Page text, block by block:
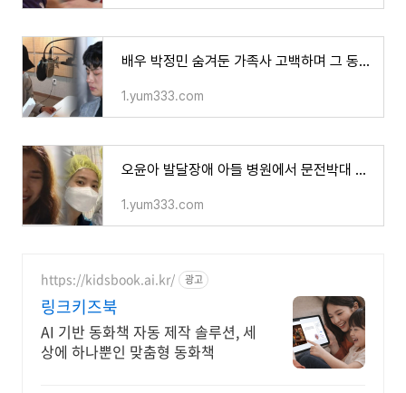
배우 박정민 숨겨둔 가족사 고백하며 그 동안의 선행 활동 이유 밝혀 감동 - 트렌드이슈 TREND ISSUE
1.yum333.com
오윤아 발달장애 아들 병원에서 문전박대 당한 사연 공개하며 눈물...아들 받아준 의사에게 감사
1.yum333.com
https://kidsbook.ai.kr/ 광고
링크키즈북
AI 기반 동화책 자동 제작 솔루션, 세
상에 하나뿐인 맞춤형 동화책